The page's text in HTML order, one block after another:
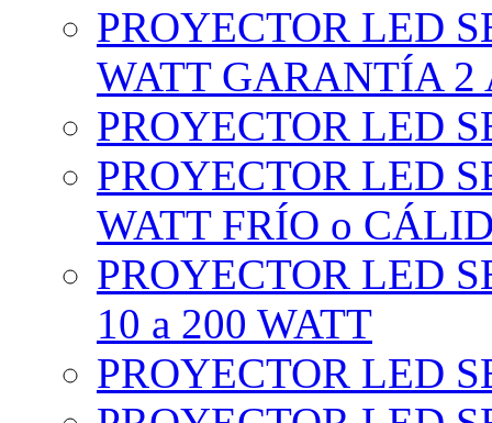
PROYECTOR LED
WATT GARANTÍA 2
PROYECTOR LED
PROYECTOR LED
WATT FRÍO o
PROYECTOR LED
10 a 200 WATT
PROYECTOR LED